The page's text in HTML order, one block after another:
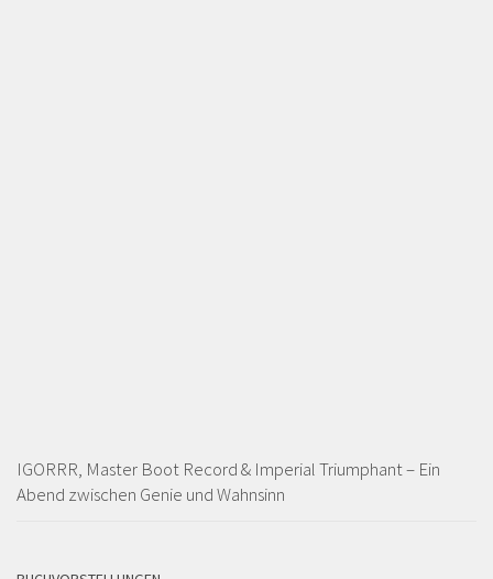
IGORRR, Master Boot Record & Imperial Triumphant – Ein
Abend zwischen Genie und Wahnsinn